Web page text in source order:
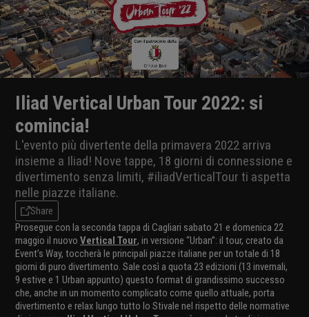
Iliad Vertical Urban Tour 2022: si
comincia!
L'evento più divertente della primavera 2022 arriva
insieme a Iliad! Nove tappe, 18 giorni di connessione e
divertimento senza limiti, #iliadVerticalTour ti aspetta
nelle piazze italiane.
Share
Prosegue con la seconda tappa di Cagliari sabato 21 e domenica 22
maggio il nuovo Vertical Tour, in versione “Urban”: il tour, creato da
Event’s Way, toccherà le principali piazze italiane per un totale di 18
giorni di puro divertimento. Sale così a quota 23 edizioni (13 invernali,
9 estive e 1 Urban appunto) questo format di grandissimo successo
che, anche in un momento complicato come quello attuale, porta
divertimento e relax lungo tutto lo Stivale nel rispetto delle normative